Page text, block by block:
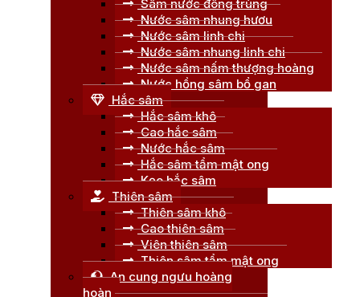
Sâm nước đông trùng
Nước sâm nhung hươu
Nước sâm linh chi
Nước sâm nhung linh chi
Nước sâm nấm thượng hoàng
Nước hồng sâm bổ gan
Hắc sâm
Hắc sâm khô
Cao hắc sâm
Nước hắc sâm
Hắc sâm tẩm mật ong
Kẹo hắc sâm
Thiên sâm
Thiên sâm khô
Cao thiên sâm
Viên thiên sâm
Thiên sâm tẩm mật ong
An cung ngưu hoàng
hoàn